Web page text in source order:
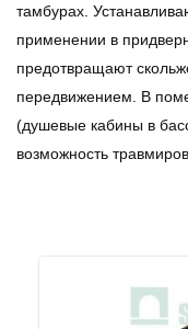
тамбурах.
применении в
предотвращают
передвижением. В
(душевые кабины в
возможность